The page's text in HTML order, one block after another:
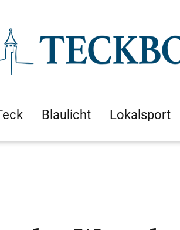
Blaulicht Lokalsport